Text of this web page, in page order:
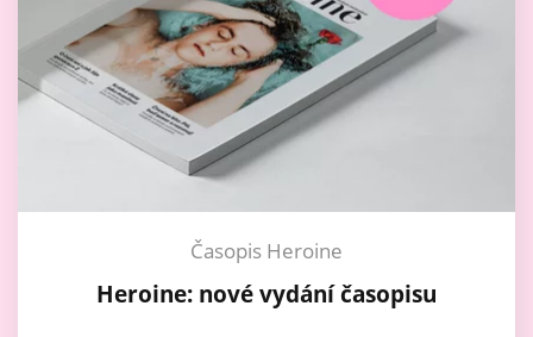
Časopis Heroine
Heroine: nové vydání časopisu